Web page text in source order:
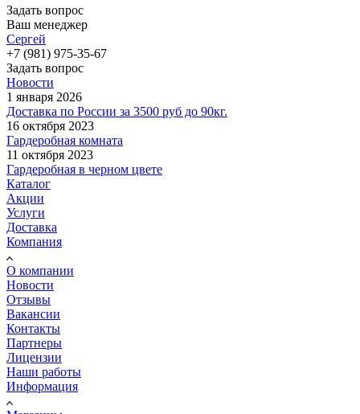
Задать вопрос
Ваш менеджер
Сергей
+7 (981) 975-35-67
Задать вопрос
Новости
1 января 2026
Доставка по России за 3500 руб до 90кг.
16 октября 2023
Гардеробная комната
11 октября 2023
Гардеробная в черном цвете
Каталог
Акции
Услуги
Доставка
Компания
О компании
Новости
Отзывы
Вакансии
Контакты
Партнеры
Лицензии
Наши работы
Информация